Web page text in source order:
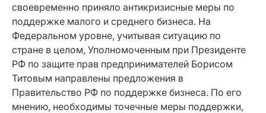
своевременно приняло антикризисные меры по
поддержке малого и среднего бизнеса. На
Федеральном уровне, учитывая ситуацию по
стране в целом, Уполномоченным при Президенте
РФ по защите прав предпринимателей Борисом
Титовым направлены предложения в
Правительство РФ по поддержке бизнеса. По его
мнению, необходимы точечные меры поддержки,